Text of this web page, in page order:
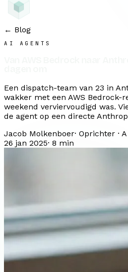
← Blog
AI AGENTS
Een dispatch-team van 23 in
wakker met een AWS Bedrock-
weekend verviervoudigd was.
de agent op een directe
Jacob Molkenboer· Oprichter ·
26 jan 2025· 8 min